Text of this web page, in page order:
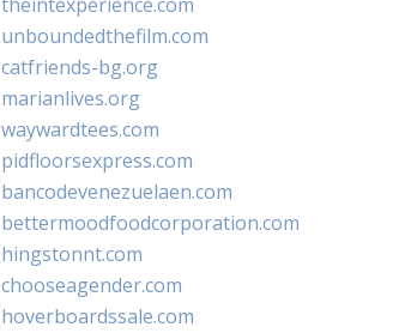
unboundedthefilm.com
catfriends-bg.org
marianlives.org
waywardtees.com
pidfloorsexpress.com
bancodevenezuelaen.com
bettermoodfoodcorporation.com
hingstonnt.com
chooseagender.com
hoverboardssale.com